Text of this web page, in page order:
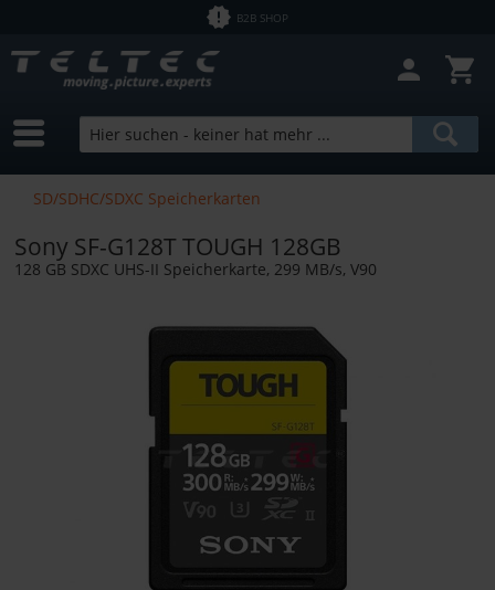
B2B SHOP
SD/SDHC/SDXC Speicherkarten
Sony SF-G128T TOUGH 128GB
128 GB SDXC UHS-II Speicherkarte, 299 MB/s, V90
Sofort lieferbar
Hersteller
von 2,53 € bis 9800,00 €